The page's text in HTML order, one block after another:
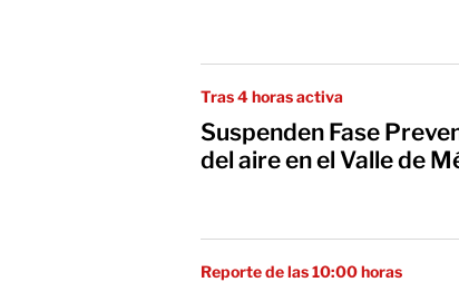
Tras 4 horas activa
Suspenden Fase
del aire en el Valle de
Reporte de las 10:00 horas